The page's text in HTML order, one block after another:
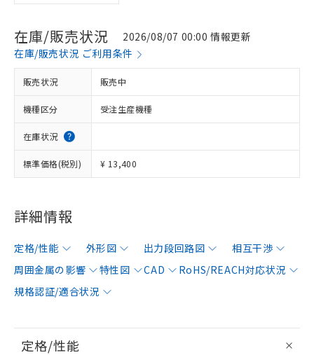
在庫/販売状況
2026/08/07 00:00 情報更新
在庫/販売状況 ご利用条件
販売状況 販売中
機種区分 受注生産機種
在庫状況
標準価格(税別) ¥ 13,400
詳細情報
定格/性能 外形図 出力段回路図
相互干渉
周囲金属の影響
特性図 CAD
RoHS/REACH対応状況
規格認証/適合状況
定格/性能